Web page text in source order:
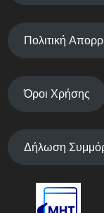
Πολιτική
Όροι Χρήσης
Δήλωση